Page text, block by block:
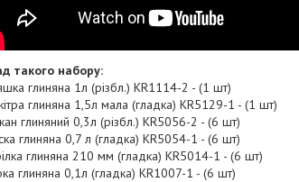
такого набору:
глиняна 1л (різбл.) KR1114-2 - (1 шт)
глиняна 1,5л мала (гладка) KR5129-1 - (1 шт)
глиняний 0,3л (різбл.) KR5056-2 - (6 шт)
глиняна 0,7 л (гладка) KR5054-1 - (6 шт)
глиняна 210 мм (гладка) KR5014-1 - (6 шт)
глиняна 0,1л (гладка) KR1007-1 - (6 шт)